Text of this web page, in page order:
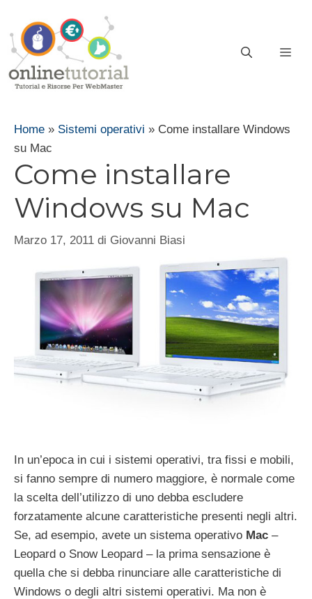
contenuto
Home » Sistemi operativi » Come installare Windows
su Mac
Come installare
Windows su Mac
Marzo 17, 2011 di Giovanni Biasi
In un’epoca in cui i sistemi operativi, tra fissi e mobili,
si fanno sempre di numero maggiore, è normale come
la scelta dell’utilizzo di uno debba escludere
forzatamente alcune caratteristiche presenti negli altri.
Se, ad esempio, avete un sistema operativo Mac –
Leopard o Snow Leopard – la prima sensazione è
quella che si debba rinunciare alle caratteristiche di
Windows o degli altri sistemi operativi. Ma non è